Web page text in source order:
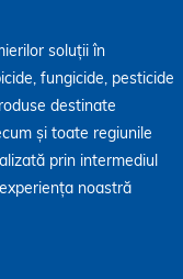
soluții în
fungicide, pesticide
destinate
și toate regiunile
prin intermediul
noastră